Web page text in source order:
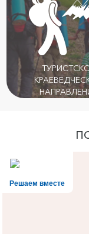
Решаем вместе